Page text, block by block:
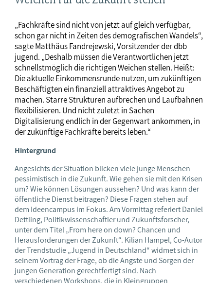
„Fachkräfte sind nicht von jetzt auf gleich verfügbar,
schon gar nicht in Zeiten des demografischen Wandels“,
sagte Matthäus Fandrejewski, Vorsitzender der dbb
jugend. „Deshalb müssen die Verantwortlichen jetzt
schnellstmöglich die richtigen Weichen stellen. Heißt:
Die aktuelle Einkommensrunde nutzen, um zukünftigen
Beschäftigten ein finanziell attraktives Angebot zu
machen. Starre Strukturen aufbrechen und Laufbahnen
flexibilisieren. Und nicht zuletzt in Sachen
Digitalisierung endlich in der Gegenwart ankommen, in
der zukünftige Fachkräfte bereits leben.“
Hintergrund
Angesichts der Situation blicken viele junge Menschen
pessimistisch in die Zukunft. Wie gehen sie mit den Krisen
um? Wie können Lösungen aussehen? Und was kann der
öffentliche Dienst beitragen? Diese Fragen stehen auf
dem Ideencampus im Fokus. Am Vormittag referiert Daniel
Dettling, Politikwissenschaftler und Zukunftsforscher,
unter dem Titel „From here on down? Chancen und
Herausforderungen der Zukunft“. Kilian Hampel, Co-Autor
der Trendstudie „Jugend in Deutschland“ widmet sich in
seinem Vortrag der Frage, ob die Ängste und Sorgen der
jungen Generation gerechtfertigt sind. Nach
verschiedenen Workshops, die in Kleingruppen